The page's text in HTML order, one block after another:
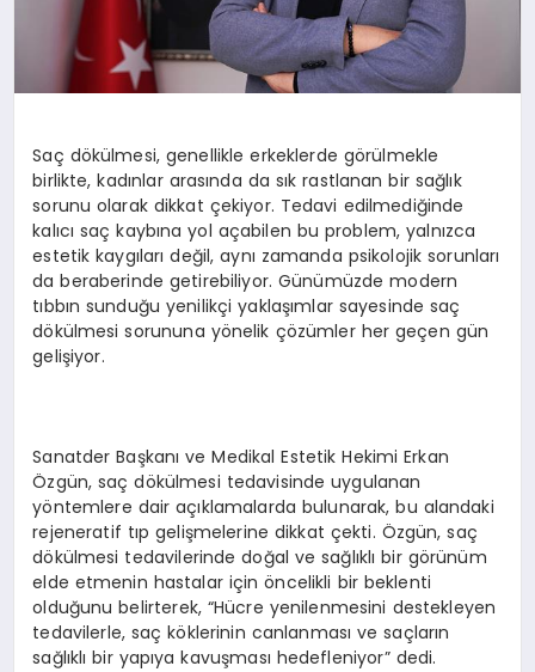
Saç dökülmesi, genellikle erkeklerde görülmekle
birlikte, kadınlar arasında da sık rastlanan bir sağlık
sorunu olarak dikkat çekiyor. Tedavi edilmediğinde
kalıcı saç kaybına yol açabilen bu problem, yalnızca
estetik kaygıları değil, aynı zamanda psikolojik sorunları
da beraberinde getirebiliyor. Günümüzde modern
tıbbın sunduğu yenilikçi yaklaşımlar sayesinde saç
dökülmesi sorununa yönelik çözümler her geçen gün
gelişiyor.
Sanatder Başkanı ve Medikal Estetik Hekimi Erkan
Özgün, saç dökülmesi tedavisinde uygulanan
yöntemlere dair açıklamalarda bulunarak, bu alandaki
rejeneratif tıp gelişmelerine dikkat çekti. Özgün, saç
dökülmesi tedavilerinde doğal ve sağlıklı bir görünüm
elde etmenin hastalar için öncelikli bir beklenti
olduğunu belirterek, “Hücre yenilenmesini destekleyen
tedavilerle, saç köklerinin canlanması ve saçların
sağlıklı bir yapıya kavuşması hedefleniyor” dedi.